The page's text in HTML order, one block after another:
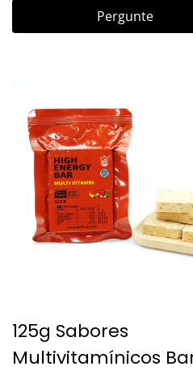
Pergunte
125g Sabores
Multivitamínicos